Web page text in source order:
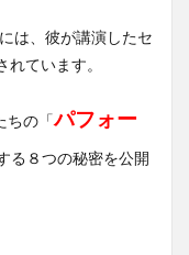
は、彼が講演したセ
ています。
ちの「パフォー
る８つの秘密を公開